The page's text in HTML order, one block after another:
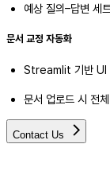
예상 질의–답변 세
문서 교정 자동화
Streamlit 기반 UI
문서 업로드 시 전
Contact Us